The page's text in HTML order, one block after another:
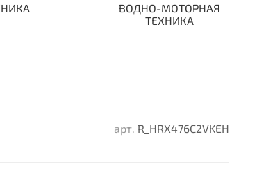
ВОДНО-МОТОРНАЯ
ТЕХНИКА
арт. R_HRX476C2VKEH